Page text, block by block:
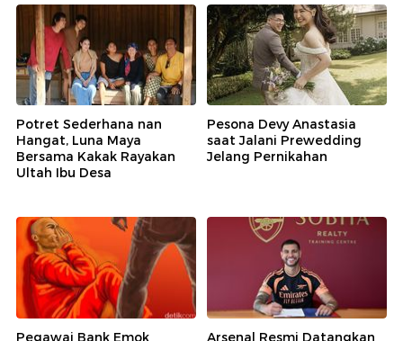
Potret Sederhana nan
Hangat, Luna Maya
Bersama Kakak Rayakan
Ultah Ibu Desa
Pesona Devy Anastasia
saat Jalani Prewedding
Jelang Pernikahan
Pegawai Bank Emok Arsenal Resmi Datangkan